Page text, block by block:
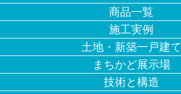
商品一覧
施工実例
土地・新築一戸建て
まちかど展示場
技術と構造